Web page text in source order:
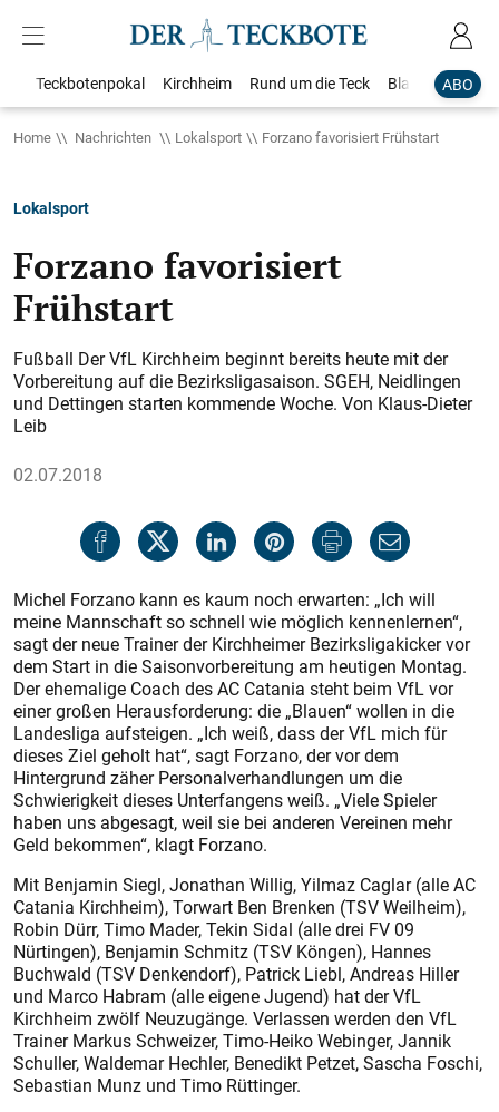
ABO
Teckbotenpokal Kirchheim Rund um die Teck Blaulicht
Home Nachrichten Lokalsport Forzano favorisiert Frühstart
Lokalsport
Forzano favorisiert
Frühstart
Fußball Der VfL Kirchheim beginnt bereits heute mit der
Vorbereitung auf die Bezirksligasaison. SGEH, Neidlingen
und Dettingen starten kommende Woche. Von Klaus-Dieter
Leib
02.07.2018
Michel Forzano kann es kaum noch erwarten: „Ich will
meine Mannschaft so schnell wie möglich kennenlernen“,
sagt der neue Trainer der Kirchheimer Bezirksligakicker vor
dem Start in die Saisonvorbereitung am heutigen Montag.
Der ehemalige Coach des AC Catania steht beim VfL vor
einer großen Herausforderung: die „Blauen“ wollen in die
Landesliga aufsteigen. „Ich weiß, dass der VfL mich für
dieses Ziel geholt hat“, sagt Forzano, der vor dem
Hintergrund zäher Personalverhandlungen um die
Schwierigkeit dieses Unterfangens weiß. „Viele Spieler
haben uns abgesagt, weil sie bei anderen Vereinen mehr
Geld bekommen“, klagt Forzano.
Mit Benjamin Siegl, Jonathan Willig, Yilmaz Caglar (alle AC
Catania Kirchheim), Torwart Ben Brenken (TSV Weilheim),
Robin Dürr, Timo Mader, Tekin Sidal (alle drei FV 09
Nürtingen), Benjamin Schmitz (TSV Köngen), Hannes
Buchwald (TSV Denkendorf), Patrick Liebl, Andreas Hiller
und Marco Habram (alle eigene Jugend) hat der VfL
Kirchheim zwölf Neuzugänge. Verlassen werden den VfL
Trainer Markus Schweizer, Timo-Heiko Webinger, Jannik
Schuller, Waldemar Hechler, Benedikt Petzet, Sascha Foschi,
Sebastian Munz und Timo Rüttinger.